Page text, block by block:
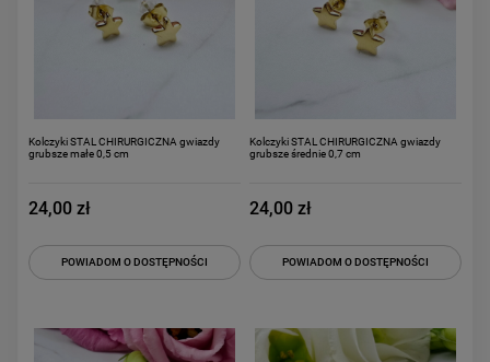
Kolczyki STAL CHIRURGICZNA gwiazdy
grubsze małe 0,5 cm
24,00 zł
POWIADOM O DOSTĘPNOŚCI
Kolczyki STAL CHIRURGICZNA gwiazdy
grubsze średnie 0,7 cm
24,00 zł
POWIADOM O DOSTĘPNOŚCI